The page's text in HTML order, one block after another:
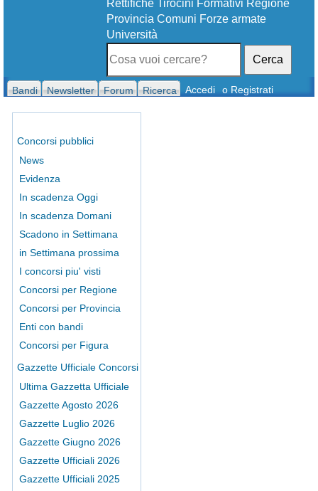
Rettifiche Tirocini Formativi Regione
Provincia Comuni Forze armate
Università
Cerca
Bandi Newsletter Forum Ricerca Accedi o Registrati
Concorsi pubblici
News
Evidenza
In scadenza Oggi
In scadenza Domani
Scadono in Settimana
in Settimana prossima
I concorsi piu' visti
Concorsi per Regione
Concorsi per Provincia
Enti con bandi
Concorsi per Figura
Gazzette Ufficiale Concorsi
Ultima Gazzetta Ufficiale
Gazzette Agosto 2026
Gazzette Luglio 2026
Gazzette Giugno 2026
Gazzette Ufficiali 2026
Gazzette Ufficiali 2025